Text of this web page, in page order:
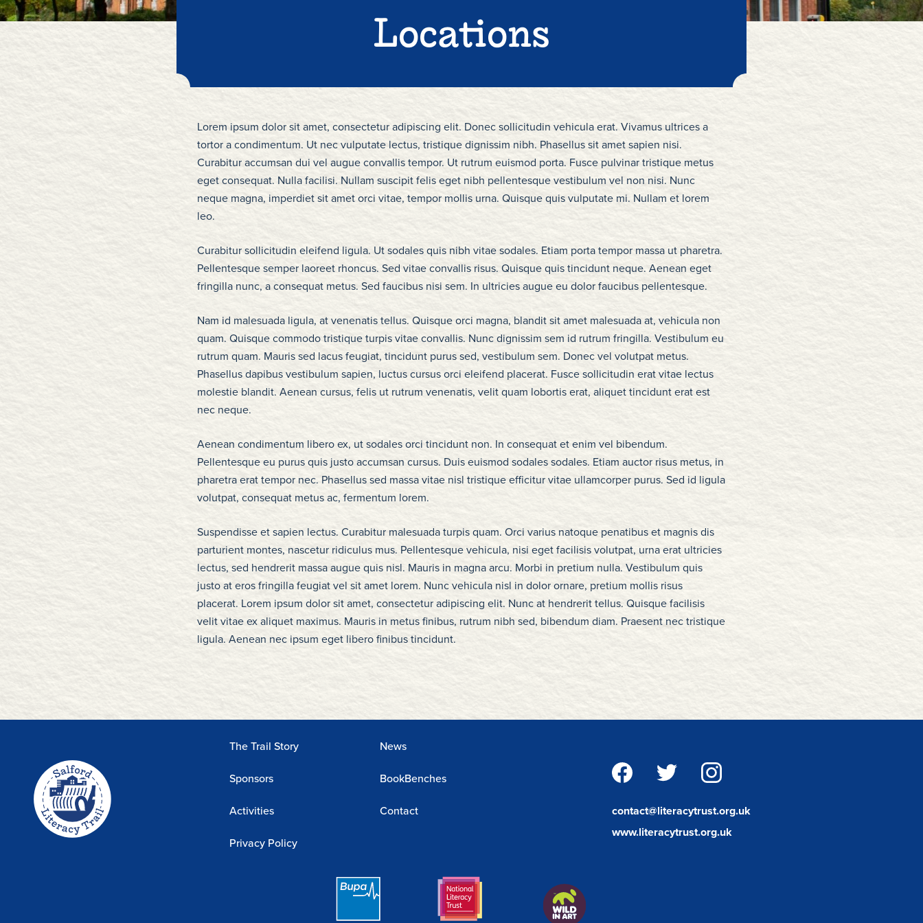
Locations
Lorem ipsum dolor sit amet, consectetur adipiscing elit. Donec sollicitudin vehicula erat. Vivamus ultrices a
tortor a condimentum. Ut nec vulputate lectus, tristique dignissim nibh. Phasellus sit amet sapien nisi.
Curabitur accumsan dui vel augue convallis tempor. Ut rutrum euismod porta. Fusce pulvinar tristique metus
eget consequat. Nulla facilisi. Nullam suscipit felis eget nibh pellentesque vestibulum vel non nisi. Nunc
neque magna, imperdiet sit amet orci vitae, tempor mollis urna. Quisque quis vulputate mi. Nullam et lorem
leo.
Curabitur sollicitudin eleifend ligula. Ut sodales quis nibh vitae sodales. Etiam porta tempor massa ut pharetra.
Pellentesque semper laoreet rhoncus. Sed vitae convallis risus. Quisque quis tincidunt neque. Aenean eget
fringilla nunc, a consequat metus. Sed faucibus nisi sem. In ultricies augue eu dolor faucibus pellentesque.
Nam id malesuada ligula, at venenatis tellus. Quisque orci magna, blandit sit amet malesuada at, vehicula non
quam. Quisque commodo tristique turpis vitae convallis. Nunc dignissim sem id rutrum fringilla. Vestibulum eu
rutrum quam. Mauris sed lacus feugiat, tincidunt purus sed, vestibulum sem. Donec vel volutpat metus.
Phasellus dapibus vestibulum sapien, luctus cursus orci eleifend placerat. Fusce sollicitudin erat vitae lectus
molestie blandit. Aenean cursus, felis ut rutrum venenatis, velit quam lobortis erat, aliquet tincidunt erat est
nec neque.
Aenean condimentum libero ex, ut sodales orci tincidunt non. In consequat et enim vel bibendum.
Pellentesque eu purus quis justo accumsan cursus. Duis euismod sodales sodales. Etiam auctor risus metus, in
pharetra erat tempor nec. Phasellus sed massa vitae nisl tristique efficitur vitae ullamcorper purus. Sed id ligula
volutpat, consequat metus ac, fermentum lorem.
Suspendisse et sapien lectus. Curabitur malesuada turpis quam. Orci varius natoque penatibus et magnis dis
parturient montes, nascetur ridiculus mus. Pellentesque vehicula, nisi eget facilisis volutpat, urna erat ultricies
lectus, sed hendrerit massa augue quis nisl. Mauris in magna arcu. Morbi in pretium nulla. Vestibulum quis
justo at eros fringilla feugiat vel sit amet lorem. Nunc vehicula nisl in dolor ornare, pretium mollis risus
placerat. Lorem ipsum dolor sit amet, consectetur adipiscing elit. Nunc at hendrerit tellus. Quisque facilisis
velit vitae ex aliquet maximus. Mauris in metus finibus, rutrum nibh sed, bibendum diam. Praesent nec tristique
ligula. Aenean nec ipsum eget libero finibus tincidunt.
The Trail Story News
Sponsors BookBenches
Activities Contact
Privacy Policy
facebook twitter
contact@literacytrust.org.uk
www.literacytrust.org.uk
Foundation
National
Literacy